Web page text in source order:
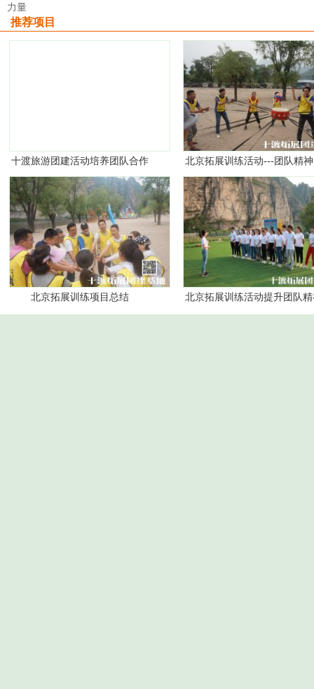
力量
推荐项目
十渡旅游团建活动培养团队合作
精神
北京拓展训练活动---团队精
意义
北京拓展训练项目总结 北京拓展训练活动提升团队